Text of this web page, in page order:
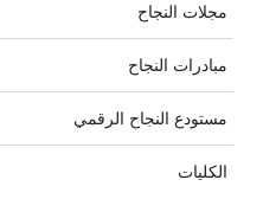
مجلات النجاح
مبادرات النجاح
مستودع النجاح الرقمي
الكليات